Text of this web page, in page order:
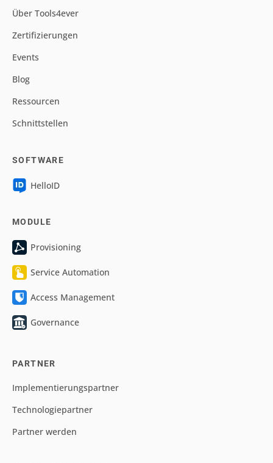
Über Tools4ever
Zertifizierungen
Events
Blog
Ressourcen
Schnittstellen
SOFTWARE
HelloID
MODULE
Provisioning
Service Automation
Access Management
Governance
PARTNER
Implementierungspartner
Technologiepartner
Partner werden